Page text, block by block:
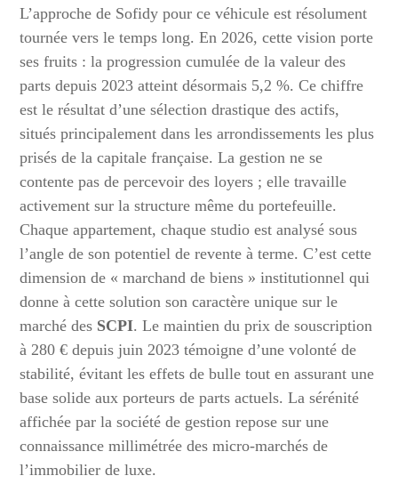
L’approche de Sofidy pour ce véhicule est résolument
tournée vers le temps long. En 2026, cette vision porte
ses fruits : la progression cumulée de la valeur des
parts depuis 2023 atteint désormais 5,2 %. Ce chiffre
est le résultat d’une sélection drastique des actifs,
situés principalement dans les arrondissements les plus
prisés de la capitale française. La gestion ne se
contente pas de percevoir des loyers ; elle travaille
activement sur la structure même du portefeuille.
Chaque appartement, chaque studio est analysé sous
l’angle de son potentiel de revente à terme. C’est cette
dimension de « marchand de biens » institutionnel qui
donne à cette solution son caractère unique sur le
marché des SCPI. Le maintien du prix de souscription
à 280 € depuis juin 2023 témoigne d’une volonté de
stabilité, évitant les effets de bulle tout en assurant une
base solide aux porteurs de parts actuels. La sérénité
affichée par la société de gestion repose sur une
connaissance millimétrée des micro-marchés de
l’immobilier de luxe.